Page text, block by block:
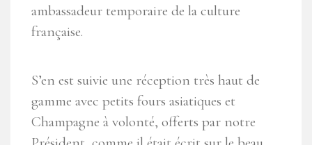
ambassadeur temporaire de la culture
française.
S’en est suivie une réception très haut de
gamme avec petits fours asiatiques et
Champagne à volonté, offerts par notre